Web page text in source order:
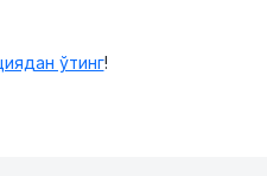
ўтинг!